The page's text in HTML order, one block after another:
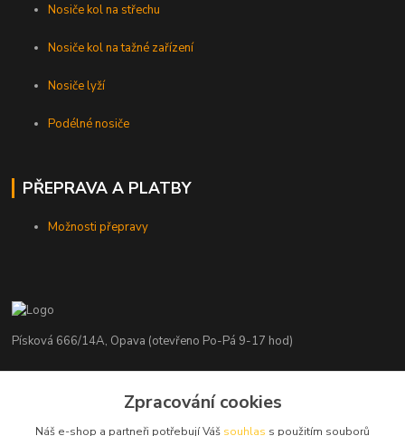
Nosiče kol na střechu
Nosiče kol na tažné zařízení
Nosiče lyží
Podélné nosiče
PŘEPRAVA A PLATBY
Možnosti přepravy
Písková 666/14A, Opava (otevřeno Po-Pá 9-17 hod)
+420 776 839 986Zpracování cookies
Náš e-shop a partneři potřebují Váš souhlas s použitím souborů